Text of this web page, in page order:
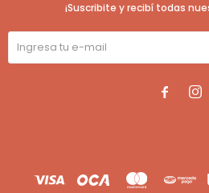
¡Suscribite y recibí todas
 